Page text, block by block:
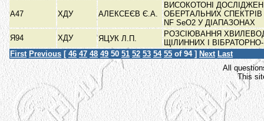
А47 ХДУ АЛЕКСЕЄВ Є.А.
ВИСОКОТОНІ
ОБЕРТАЛЬНИХ
NF SeO2 У ДІАПАЗОНАХ
Я94
ХДУ ЯЦУК Л.П.
РОЗСІЮВАННЯ
ЩІЛИННИХ І
First Previous [ 46 47 48 49 50 51 52 53 54 55 of 94 ] Next Last
All
This